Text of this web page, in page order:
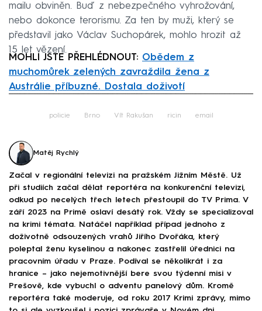
mailu obviněn. Buď z nebezpečného vyhrožování,
nebo dokonce terorismu. Za ten by muži, který se
představil jako Václav Suchopárek, mohlo hrozit až
15 let vězení.
MOHLI JSTE PŘEHLÉDNOUT: Obědem z
muchomůrek zelených zavraždila žena z
Austrálie příbuzné. Dostala doživotí
policie Brno Vít Rakušan ricin email
Matěj Rychlý
Začal v regionální televizi na pražském Jižním Městě. Už
při studiích začal dělat reportéra na konkurenční televizi,
odkud po necelých třech letech přestoupil do TV Prima. V
září 2023 na Primě oslaví desátý rok. Vždy se specializoval
na krimi témata. Natáčel například případ jednoho z
doživotně odsouzených vrahů Jiřího Dvořáka, který
poleptal ženu kyselinou a nakonec zastřelil úřednici na
pracovním úřadu v Praze. Podíval se několikrát i za
hranice – jako nejemotivnější bere svou týdenní misi v
Prešově, kde vybuchl o adventu panelový dům. Kromě
reportéra také moderuje, od roku 2017 Krimi zprávy, mimo